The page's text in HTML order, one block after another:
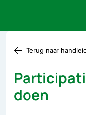
Terug naar
doen